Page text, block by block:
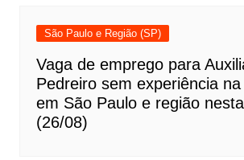
São Paulo e Região (SP)
Vaga de emprego para
Pedreiro sem experiência
em São Paulo e região
(26/08)